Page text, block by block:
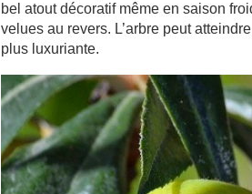
bel atout décoratif même en saison
velues au revers. L’arbre peut atteindre
plus luxuriante.